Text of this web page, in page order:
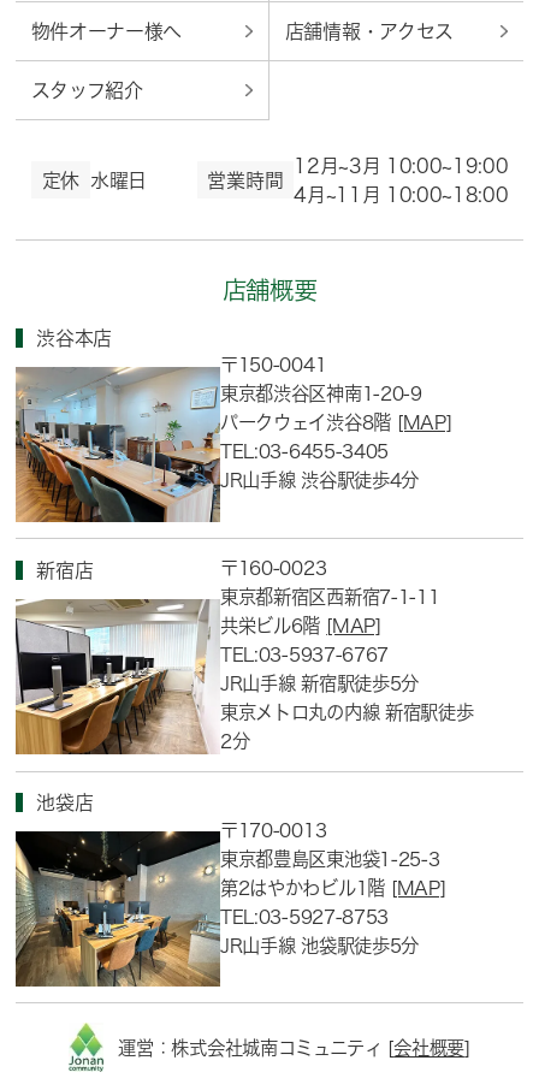
物件オーナー様へ 店舗情報・アクセス
スタッフ紹介
定休 水曜日 営業時間
12月~3月 10:00~19:00
4月~11月 10:00~18:00
店舗概要
渋谷本店
〒150-0041
東京都渋谷区神南1-20-9
パークウェイ渋谷8階 [MAP]
TEL:03-6455-3405
JR山手線 渋谷駅徒歩4分
新宿店
〒160-0023
東京都新宿区西新宿7-1-11
共栄ビル6階 [MAP]
TEL:03-5937-6767
JR山手線 新宿駅徒歩5分
東京メトロ丸の内線 新宿駅徒歩
2分
池袋店
〒170-0013
東京都豊島区東池袋1-25-3
第2はやかわビル1階 [MAP]
TEL:03-5927-8753
JR山手線 池袋駅徒歩5分
運営：株式会社城南コミュニティ [会社概要]